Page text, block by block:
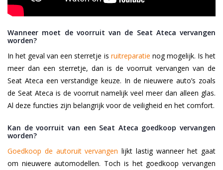
Wanneer moet de voorruit van de Seat Ateca vervangen
worden?
In het geval van een sterretje is ruitreparatie nog mogelijk. Is het
meer dan een sterretje, dan is de voorruit vervangen van de
Seat Ateca een verstandige keuze. In de nieuwere auto’s zoals
de Seat Ateca is de voorruit namelijk veel meer dan alleen glas.
Al deze functies zijn belangrijk voor de veiligheid en het comfort.
Kan de voorruit van een Seat Ateca goedkoop vervangen
worden?
Goedkoop de autoruit vervangen lijkt lastig wanneer het gaat
om nieuwere automodellen. Toch is het goedkoop vervangen